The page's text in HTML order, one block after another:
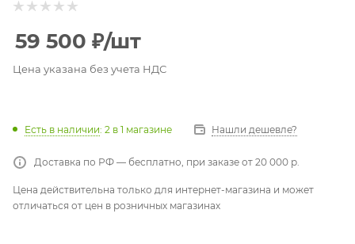
59 500 ₽/шт
Цена указана без учета НДС
Есть в наличии: 2 в 1 магазине Нашли дешевле?
Доставка по РФ — бесплатно, при заказе от 20 000 р.
Цена действительна только для интернет-магазина и может
отличаться от цен в розничных магазинах